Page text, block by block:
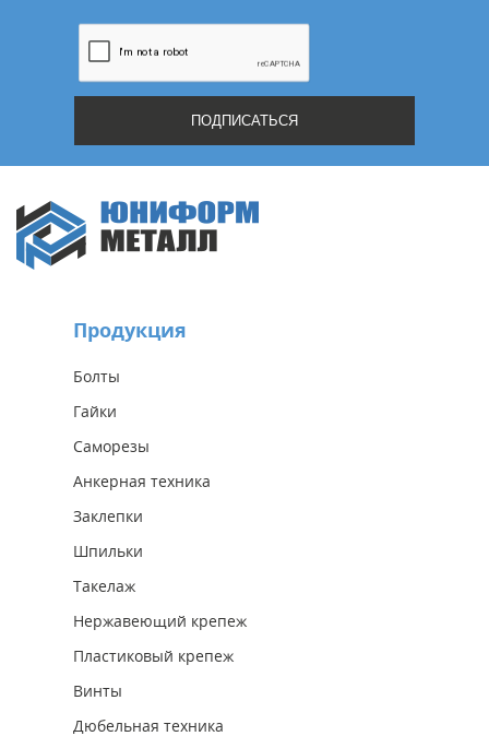
Продукция
Болты
Гайки
Саморезы
Анкерная техника
Заклепки
Шпильки
Такелаж
Нержавеющий крепеж
Пластиковый крепеж
Винты
Дюбельная техника